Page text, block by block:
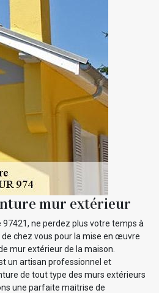
mur extérieur
97421, ne perdez plus votre temps à
chez vous pour la mise en œuvre
mur extérieur de la maison.
un artisan professionnel et
de tout type des murs extérieurs
une parfaite maitrise de